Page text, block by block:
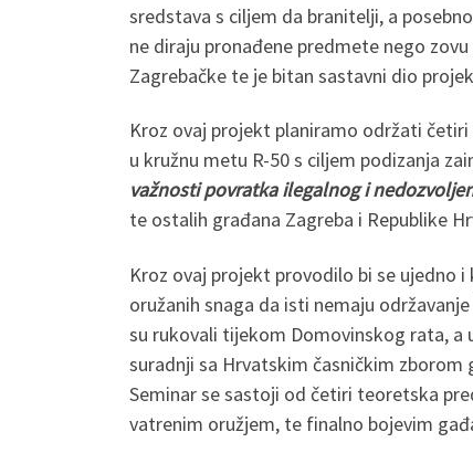
sredstava s ciljem da branitelji, a
ne diraju pronađene predmete nego
Zagrebačke te je bitan sastavni dio
Kroz ovaj projekt planiramo održati
u kružnu metu R-50 s ciljem podizanja
važnosti povratka ilegalnog i
te ostalih građana Zagreba i Republike
Kroz ovaj projekt provodilo bi se ujedno
oružanih snaga da isti nemaju
su rukovali tijekom Domovinskog rata, a
suradnji sa Hrvatskim časničkim zborom
Seminar se sastoji od četiri teoretska
vatrenim oružjem, te finalno bojevim